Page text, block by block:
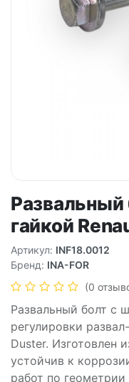
Развальный
гайкой
Артикул: INF18.0012
Бренд: INA-FOR
(0
Развальный болт с
регулировки
Duster. Изготовлен
устойчив к
работ по